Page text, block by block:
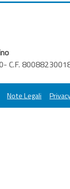
C.F.
Note Legali